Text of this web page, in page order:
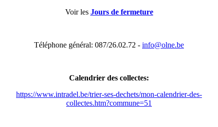
Voir les Jours de fermeture
Téléphone général: 087/26.02.72 - info@olne.be
Calendrier des collectes:
https://www.intradel.be/trier-ses-dechets/mon-calendrier-des-
collectes.htm?commune=51